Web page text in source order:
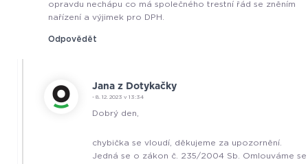
opravdu nechápu co má společného trestní řád se zněním
nařízení a výjimek pro DPH.
Odpovědět
Jana z Dotykačky
- 8. 12. 2023 v 13:34
Dobrý den,
chybička se vloudí, děkujeme za upozornění.
Jedná se o zákon č. 235/2004 Sb. Omlouváme se